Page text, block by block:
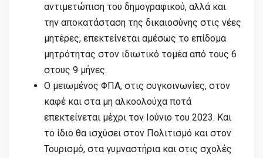
αντιμετώπιση του δημογραφικού, αλλά και
την αποκατάσταση της δικαιοσύνης στις νέες
μητέρες, επεκτείνεται αμέσως το επίδομα
μητρότητας στον ιδιωτικό τομέα από τους 6
στους 9 μήνες.
Ο μειωμένος ΦΠΑ, στις συγκοινωνίες, στον
καφέ και στα μη αλκοολούχα ποτά
επεκτείνεται μέχρι τον Ιούνιο του 2023. Και
το ίδιο θα ισχύσει στον Πολιτισμό και στον
Τουρισμό, στα γυμναστήρια και στις σχολές